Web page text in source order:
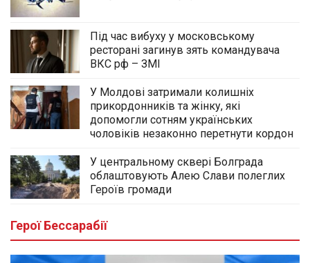
Під час вибуху у московському
ресторані загинув зять командувача
ВКС рф – ЗМІ
У Молдові затримали колишніх
прикордонників та жінку, які
допомогли сотням українських
чоловіків незаконно перетнути кордон
У центральному сквері Болграда
облаштовують Алею Слави полеглих
Героїв громади
Герої Бессарабії